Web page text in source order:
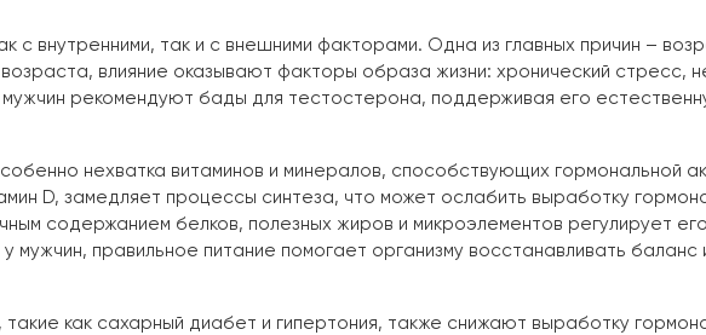
с внутренними, так и с внешними факторами. Одна из главных причин –
влияние оказывают факторы образа жизни: хронический стресс,
мужчин рекомендуют бады для тестостерона, поддерживая его
нехватка витаминов и минералов, способствующих гормональной
D, замедляет процессы синтеза, что может ослабить выработку
содержанием белков, полезных жиров и микроэлементов регулирует
правильное питание помогает организму восстанавливать баланс
как сахарный диабет и гипертония, также снижают выработку